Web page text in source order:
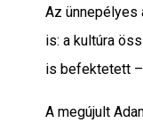
Az ünnepélyes
is: a kultúra
is befektetett –
A megújult